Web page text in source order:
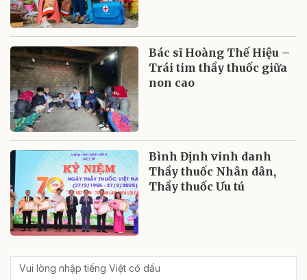
Bác sĩ Hoàng Thế Hiệu –
Trái tim thầy thuốc giữa
non cao
Bình Định vinh danh
Thầy thuốc Nhân dân,
Thầy thuốc Ưu tú